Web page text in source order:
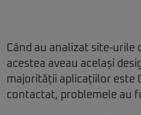
Când au analizat site-urile
acestea aveau același
majorității aplicațiilor este
contactat, problemele au